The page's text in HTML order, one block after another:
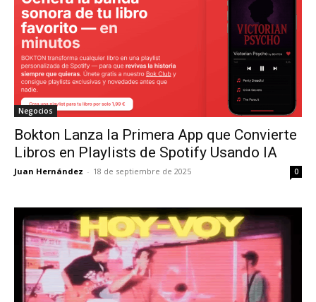
Negocios
Bokton Lanza la Primera App que Convierte
Libros en Playlists de Spotify Usando IA
Juan Hernández - 18 de septiembre de 2025 0